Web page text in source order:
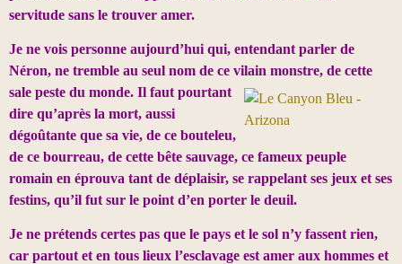
servitude sans le trouver amer.
Je ne vois personne aujourd’hui qui, entendant parler de
Néron, ne tremble au seul nom de ce vilain monstre, de cette
sale peste du monde. Il faut pourtant
dire qu’après la mort, aussi
dégoûtante que sa vie, de ce bouteleu,
de ce bourreau, de cette bête sauvage, ce fameux peuple
romain en éprouva tant de déplaisir, se rappelant ses jeux et ses
festins, qu’il fut sur le point d’en porter le deuil.
Je ne prétends certes pas que le pays et le sol n’y fassent rien,
car partout et en tous lieux l’esclavage est amer aux hommes et